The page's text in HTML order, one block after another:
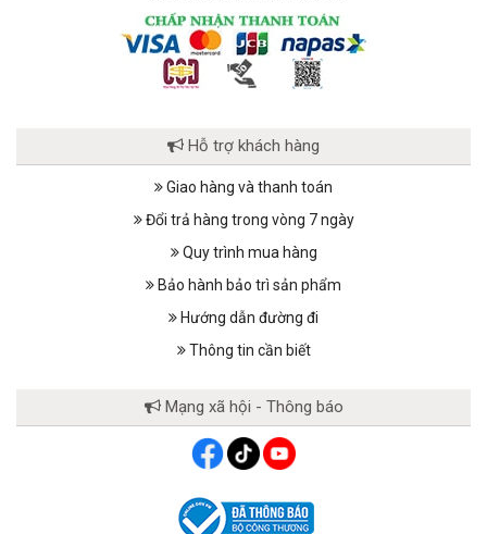
Hỗ trợ khách hàng
Giao hàng và thanh toán
Đổi trả hàng trong vòng 7 ngày
Quy trình mua hàng
Bảo hành bảo trì sản phẩm
Hướng dẫn đường đi
Thông tin cần biết
Mạng xã hội - Thông báo